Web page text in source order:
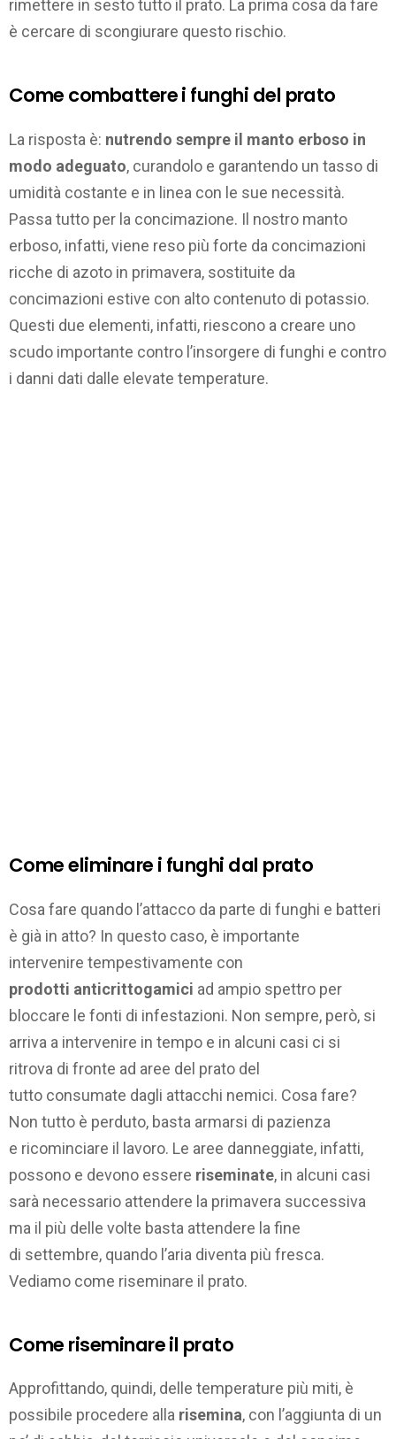
rimettere in sesto tutto il prato. La prima cosa da fare
è cercare di scongiurare questo rischio.
Come combattere i funghi del prato
La risposta è: nutrendo sempre il manto erboso in
modo adeguato, curandolo e garantendo un tasso di
umidità costante e in linea con le sue necessità.
Passa tutto per la concimazione. Il nostro manto
erboso, infatti, viene reso più forte da concimazioni
ricche di azoto in primavera, sostituite da
concimazioni estive con alto contenuto di potassio.
Questi due elementi, infatti, riescono a creare uno
scudo importante contro l’insorgere di funghi e contro
i danni dati dalle elevate temperature.
Come eliminare i funghi dal prato
Cosa fare quando l’attacco da parte di funghi e batteri
è già in atto? In questo caso, è importante
intervenire tempestivamente con
prodotti anticrittogamici ad ampio spettro per
bloccare le fonti di infestazioni. Non sempre, però, si
arriva a intervenire in tempo e in alcuni casi ci si
ritrova di fronte ad aree del prato del
tutto consumate dagli attacchi nemici. Cosa fare?
Non tutto è perduto, basta armarsi di pazienza
e ricominciare il lavoro. Le aree danneggiate, infatti,
possono e devono essere riseminate, in alcuni casi
sarà necessario attendere la primavera successiva
ma il più delle volte basta attendere la fine
di settembre, quando l’aria diventa più fresca.
Vediamo come riseminare il prato.
Come riseminare il prato
Approfittando, quindi, delle temperature più miti, è
possibile procedere alla risemina, con l’aggiunta di un